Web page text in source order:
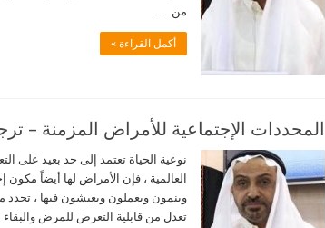
من …
أكمل القراءة »
المحددات الإجتماعية للأمراض المزمنة –
نوعية الحياة تعتمد إلى حد بعيد على
العالمية ، فإن الأمراض لها أيضاً
وينمون ويعملون ويعيشون فيها ،
تعدل من قابلية التعرض للمرض والبقاء